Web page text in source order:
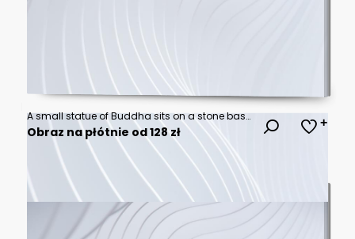
A small statue of Buddha sits on a stone base with incense burning in front of it. Smoke billows upward in front of the statue and the background of the image is a temple with glowing lights.
Obraz na płótnie od 128 zł